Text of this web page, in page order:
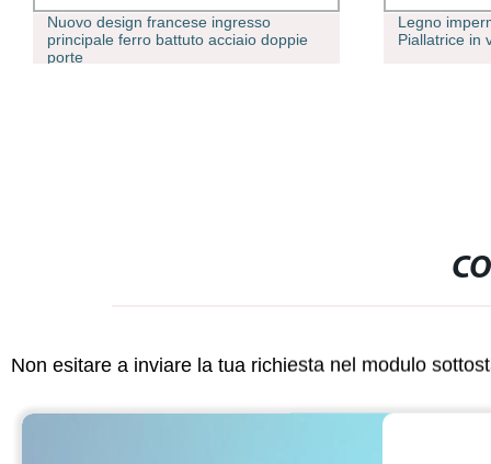
Nuovo design francese ingresso
principale ferro battuto acciaio doppie
porte
Legno
Piallatrice in
Non esitare a inviare la tua richiesta nel modulo